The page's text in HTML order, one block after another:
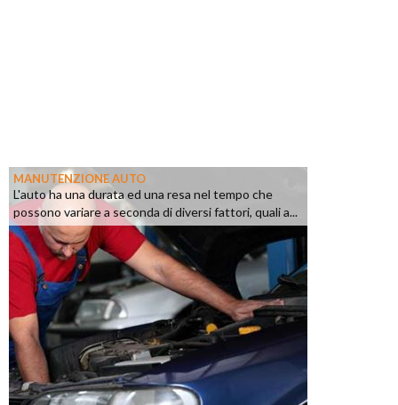
MANUTENZIONE AUTO
L'auto ha una durata ed una resa nel tempo che
possono variare a seconda di diversi fattori, quali a...